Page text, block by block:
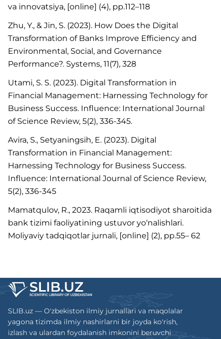
va innovatsiya, [online] (4), pp.112–118
Zhu, Y., & Jin, S. (2023). How Does the Digital
Transformation of Banks Improve Efficiency and
Environmental, Social, and Governance
Performance?. Systems, 11(7), 328
Utami, S. S. (2023). Digital Transformation in
Financial Management: Harnessing Technology for
Business Success. Influence: International Journal
of Science Review, 5(2), 336-345.
Avira, S., Setyaningsih, E. (2023). Digital
Transformation in Financial Management:
Harnessing Technology for Business Success.
Influence: International Journal of Science Review,
5(2), 336-345
Mamatqulov, R., 2023. Raqamli iqtisodiyot sharoitida
bank tizimi faoliyatining ustuvor yo‘nalishlari.
Moliyaviy tadqiqotlar jurnali, [online] (2), pp.55– 62
SLIB.uz — O'zbekiston ilmiy jurnallari va maqolalar
yagona tizimda ilmiy nashirlarni bir joyda ko'rish,
izlash va ulardan foydalanish imkonini beruvchi